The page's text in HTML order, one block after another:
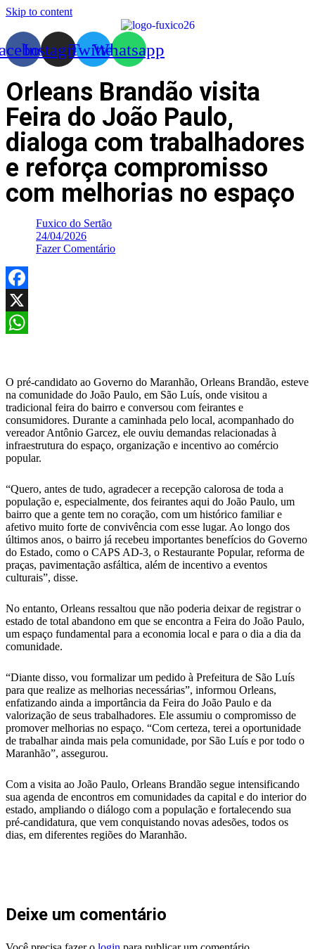
Skip to content
InstagramTwitterWhatsapp
Orleans Brandão visita
Feira do João Paulo,
dialoga com trabalhadores
e reforça compromisso
com melhorias no espaço
Fuxico do Sertão
24/04/2026
Fazer Comentário
Facebook
X
O pré-candidato ao Governo do Maranhão, Orleans Brandão, esteve
na comunidade do João Paulo, em São Luís, onde visitou a
tradicional feira do bairro e conversou com feirantes e
consumidores. Durante a caminhada pelo local, acompanhado do
vereador Antônio Garcez, ele ouviu demandas relacionadas à
infraestrutura do espaço, organização e incentivo ao comércio
popular.
“Quero, antes de tudo, agradecer a recepção calorosa de toda a
população e, especialmente, dos feirantes aqui do João Paulo, um
bairro que a gente tem no coração, com um histórico familiar e
afetivo muito forte de convivência com esse lugar. Ao longo dos
últimos anos, o bairro já recebeu importantes benefícios do Governo
do Estado, como o CAPS AD-3, o Restaurante Popular, reforma de
praças, pavimentação asfáltica, além de incentivo a eventos
culturais”, disse.
No entanto, Orleans ressaltou que não poderia deixar de registrar o
estado de total abandono em que se encontra a Feira do João Paulo,
um espaço fundamental para a economia local e para o dia a dia da
comunidade.
“Diante disso, vou formalizar um pedido à Prefeitura de São Luís
para que realize as melhorias necessárias”, informou Orleans,
enfatizando ainda a importância da Feira do João Paulo e da
valorização de seus trabalhadores. Ele assumiu o compromisso de
promover melhorias no espaço. “Com certeza, terei a oportunidade
de trabalhar ainda mais pela comunidade, por São Luís e por todo o
Maranhão”, assegurou.
Com a visita ao João Paulo, Orleans Brandão segue intensificando
sua agenda de encontros em comunidades da capital e do interior do
estado, ampliando o diálogo com a população e fortalecendo sua
pré-candidatura, que vem conquistando novas adesões, todos os
dias, em diferentes regiões do Maranhão.
Deixe um comentário